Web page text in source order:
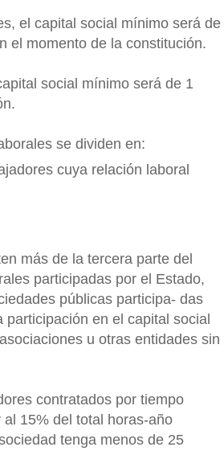
el capital social mínimo será de
el momento de la constitución.
social mínimo será de 1
se dividen en:
cuya relación laboral
más de la tercera parte del
participadas por el Estado,
públicas participa- das
en el capital social
u otras entidades sin
contratados por tiempo
15% del total horas-año
tenga menos de 25